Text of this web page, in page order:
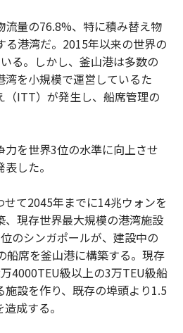
流量の76.8%、特に積み替え物
る港湾だ。2015年以来の世界の
る。しかし、釜山港は多数の
を小規模で運営しているた
（ITT）が発生し、船席管理の
を世界3位の水準に向上させ
した。
せて2045年までに14兆ウォンを
現存世界最大規模の港湾施設
のシンガポールが、建設中の
船席を釜山港に構築する。現存
4000TEU級以上の3万TEU級船
設を作り、既存の埠頭より1.5
成する。